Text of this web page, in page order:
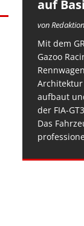
auf
von
Mit dem
Gazoo
Architektur
aufbaut
der FIA-
Das